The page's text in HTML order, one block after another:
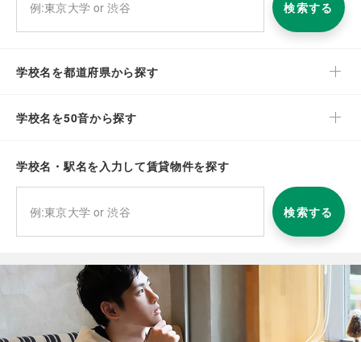
検索する
学校名を都道府県から探す
学校名を50音から探す
学校名・駅名を入力して賃貸物件を探す
検索する